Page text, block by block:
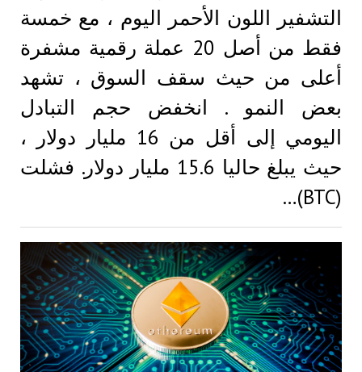
التشفير اللون الأحمر اليوم ، مع خمسة
فقط من أصل 20 عملة رقمية مشفرة
أعلى من حيث سقف السوق ، تشهد
بعض النمو . انخفض حجم التبادل
اليومي إلى أقل من 16 مليار دولار ،
حيث يبلغ حاليا 15.6 مليار دولار. فشلت
(BTC)…